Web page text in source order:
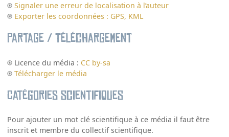
Signaler une erreur de localisation à l’auteur
Exporter les coordonnées : GPS, KML
Partage / Téléchargement
Licence du média : CC by-sa
Télécharger le média
Catégories scientifiques
Pour ajouter un mot clé scientifique à ce média il faut être
inscrit et membre du collectif scientifique.